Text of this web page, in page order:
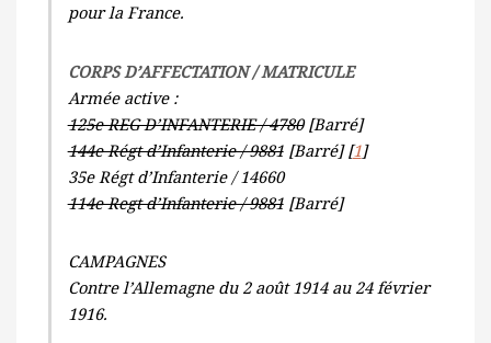
pour la France.
CORPS D’AFFECTATION / MATRICULE
Armée active :
125e REG D’INFANTERIE / 4780[Barré]
144e Régt d’Infanterie / 9881[Barré] [1]
35e Régt d’Infanterie / 14660
114e Regt d’Infanterie / 9881[Barré]
CAMPAGNES
Contre l’Allemagne du 2 août 1914 au 24 février
1916.